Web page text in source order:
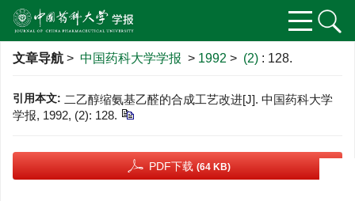
文章导航 > 中国药科大学学报 > 1992 > (2) : 128.
引用本文: 二乙醇缩氨基乙醛的合成工艺改进[J]. 中国药科大学
学报, 1992, (2): 128.
PDF下载 (64 KB)